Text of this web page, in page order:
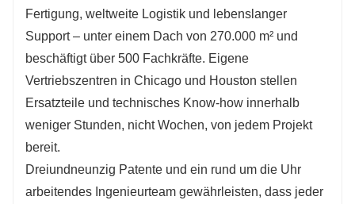
Fertigung, weltweite Logistik und lebenslanger
Support – unter einem Dach von 270.000 m² und
beschäftigt über 500 Fachkräfte. Eigene
Vertriebszentren in Chicago und Houston stellen
Ersatzteile und technisches Know-how innerhalb
weniger Stunden, nicht Wochen, von jedem Projekt
bereit.
Dreiundneunzig Patente und ein rund um die Uhr
arbeitendes Ingenieurteam gewährleisten, dass jeder